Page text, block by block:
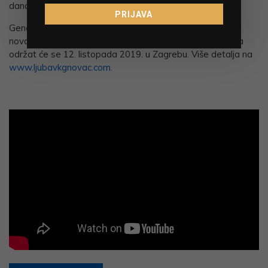
današnjem svijetu.
Generalni medijski pokrovitelji konferencije „Ljubav, kg,
novac“ su Naturala.hr i Naturala Life, a iduća konferencija
održat će se 12. listopada 2019. u Zagrebu. Više detalja na
www.ljubavkgnovac.com
PRIJAVA